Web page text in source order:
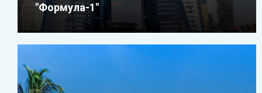
"Формула-1"